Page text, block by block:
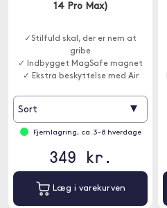
14 Pro Max)
✓Stilfuld skal, der er nem at
gribe
✓ Indbygget MagSafe magnet
✓ Ekstra beskyttelse med Air
Sort ▾
Fjernlagring, ca. 3-8 hverdage
349 kr.
Læg i varekurven